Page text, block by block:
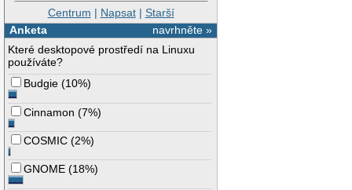
Centrum | Napsat| Starší
navrhněte »
Anketa
Které desktopové prostředí na Linuxu
používáte?
Budgie (10%)
Cinnamon (7%)
COSMIC (2%)
GNOME (18%)